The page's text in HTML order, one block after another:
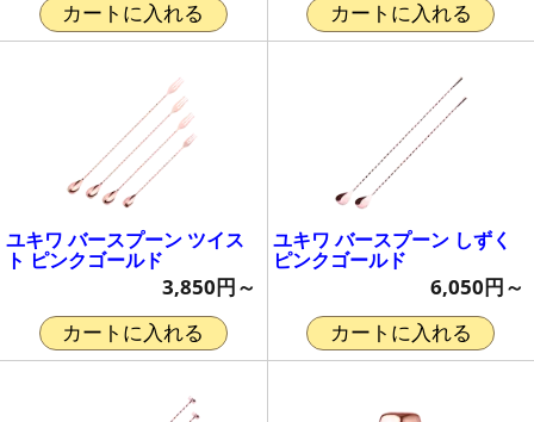
カートに入れる カートに入れる
ユキワ バースプーン ツイス
ト ピンクゴールド
3,850円～
カートに入れる
ユキワ バースプーン しずく
ピンクゴールド
6,050円～
カートに入れる